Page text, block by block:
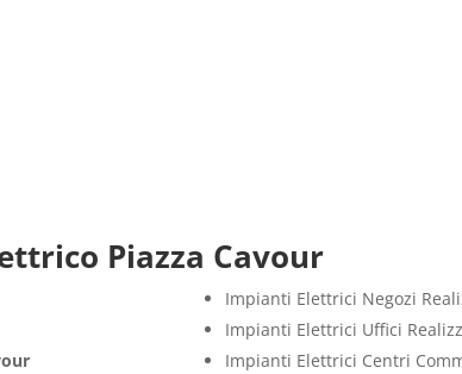
Piazza Cavour
Impianti Elettrici Negozi
Impianti Elettrici Uffici
Impianti Elettrici Centri